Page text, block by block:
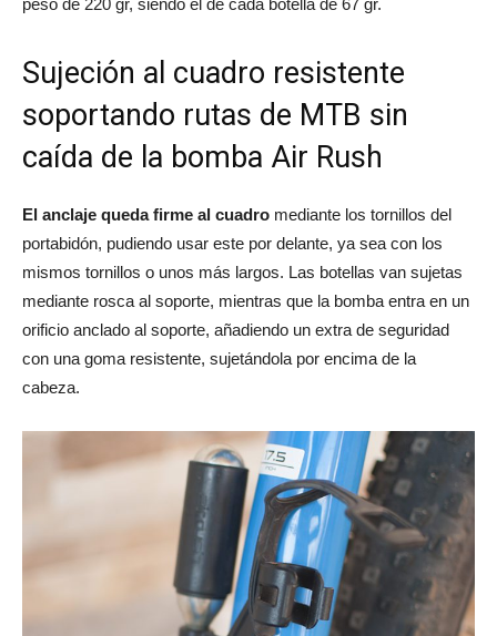
peso de 220 gr, siendo el de cada botella de 67 gr.
Sujeción al cuadro resistente
soportando rutas de MTB sin
caída de la bomba Air Rush
El anclaje queda firme al cuadro mediante los tornillos del
portabidón, pudiendo usar este por delante, ya sea con los
mismos tornillos o unos más largos. Las botellas van sujetas
mediante rosca al soporte, mientras que la bomba entra en un
orificio anclado al soporte, añadiendo un extra de seguridad
con una goma resistente, sujetándola por encima de la
cabeza.